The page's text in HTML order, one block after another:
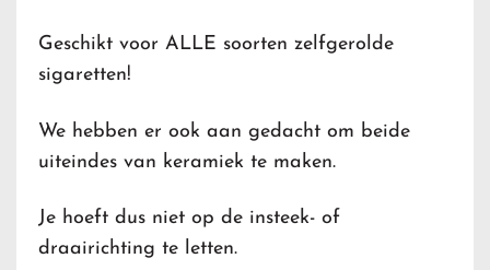
Geschikt voor ALLE soorten zelfgerolde
sigaretten!
We hebben er ook aan gedacht om beide
uiteindes van keramiek te maken.
Je hoeft dus niet op de insteek- of
draairichting te letten.